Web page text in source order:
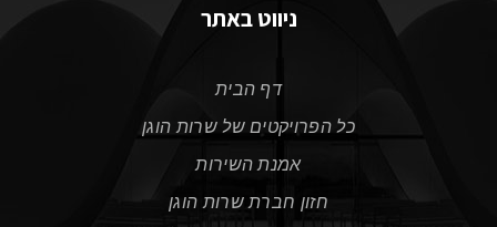
ניווט באתר
דף הבית
כל הפרויקטים של שרות הוגן
אמנת השירות
חזון חברת שרות הוגן